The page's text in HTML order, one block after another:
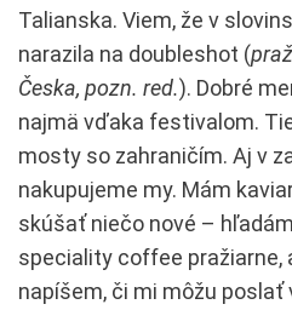
Talianska. Viem, že v
narazila na doubleshot (
Česka, pozn. red.). Dobré
najmä vďaka festivalom.
mosty so zahraničím. Aj v
nakupujeme my. Mám
skúšať niečo nové –
speciality coffee pražiarne,
napíšem, či mi môžu poslať